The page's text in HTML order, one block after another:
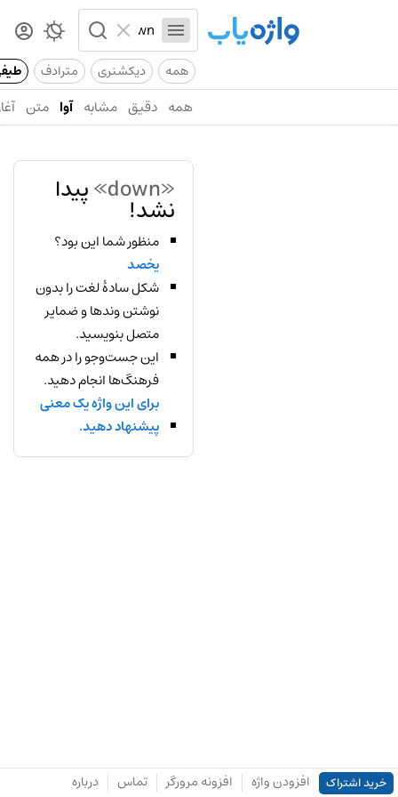
همه دیکشنری مترادف
همه دقیق مشابه آوا متن
«down» پیدا
نشد!
منظور شما این بود؟
یخصد
شکل سادهٔ لغت را بدون
نوشتن وندها و ضمایر
متصل بنویسید.
این جست‌وجو را در همه
فرهنگ‌ها انجام دهید.
برای این واژه یک معنی
پیشنهاد دهید.
خرید اشتراک افزودن واژه افزونه مرورگر تماس درباره